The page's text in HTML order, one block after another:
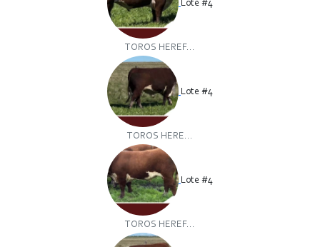
Lote #4
TOROS HEREF...
Lote #4
TOROS HERE...
Lote #4
TOROS HEREF...